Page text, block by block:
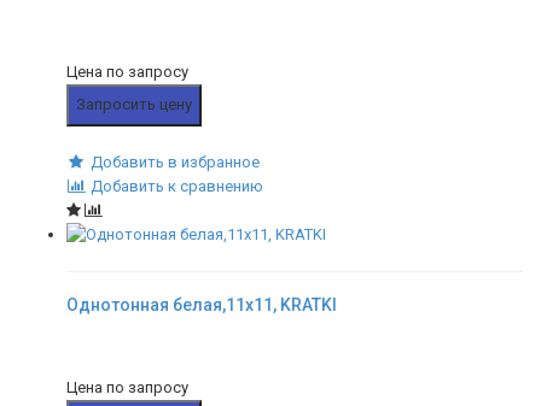
Цена по запросу
Запросить цену
Добавить в избранное
Добавить к сравнению
Однотонная белая,11x11, KRATKI
Цена по запросу